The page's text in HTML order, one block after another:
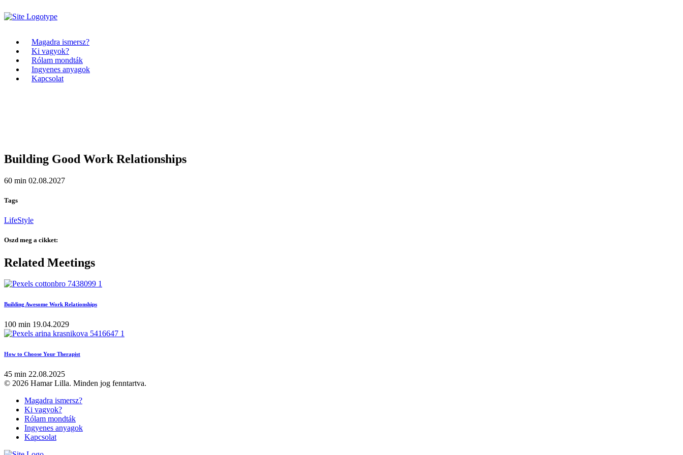
Magadra ismersz?
Ki vagyok?
Rólam mondták
Ingyenes anyagok
Kapcsolat
Building Good Work Relationships
60 min 02.08.2027
Tags
LifeStyle
Oszd meg a cikket:
Related Meetings
Building Awesome Work Relationships
100 min 19.04.2029
How to Choose Your Therapist
45 min 22.08.2025
© 2026 Hamar Lilla. Minden jog fenntartva.
Magadra ismersz?
Ki vagyok?
Rólam mondták
Ingyenes anyagok
Kapcsolat